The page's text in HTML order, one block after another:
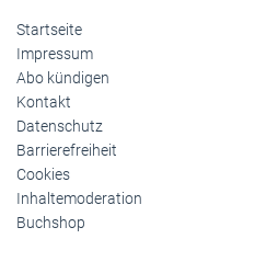
Startseite
Impressum
Abo kündigen
Kontakt
Datenschutz
Barrierefreiheit
Cookies
Inhaltemoderation
Buchshop